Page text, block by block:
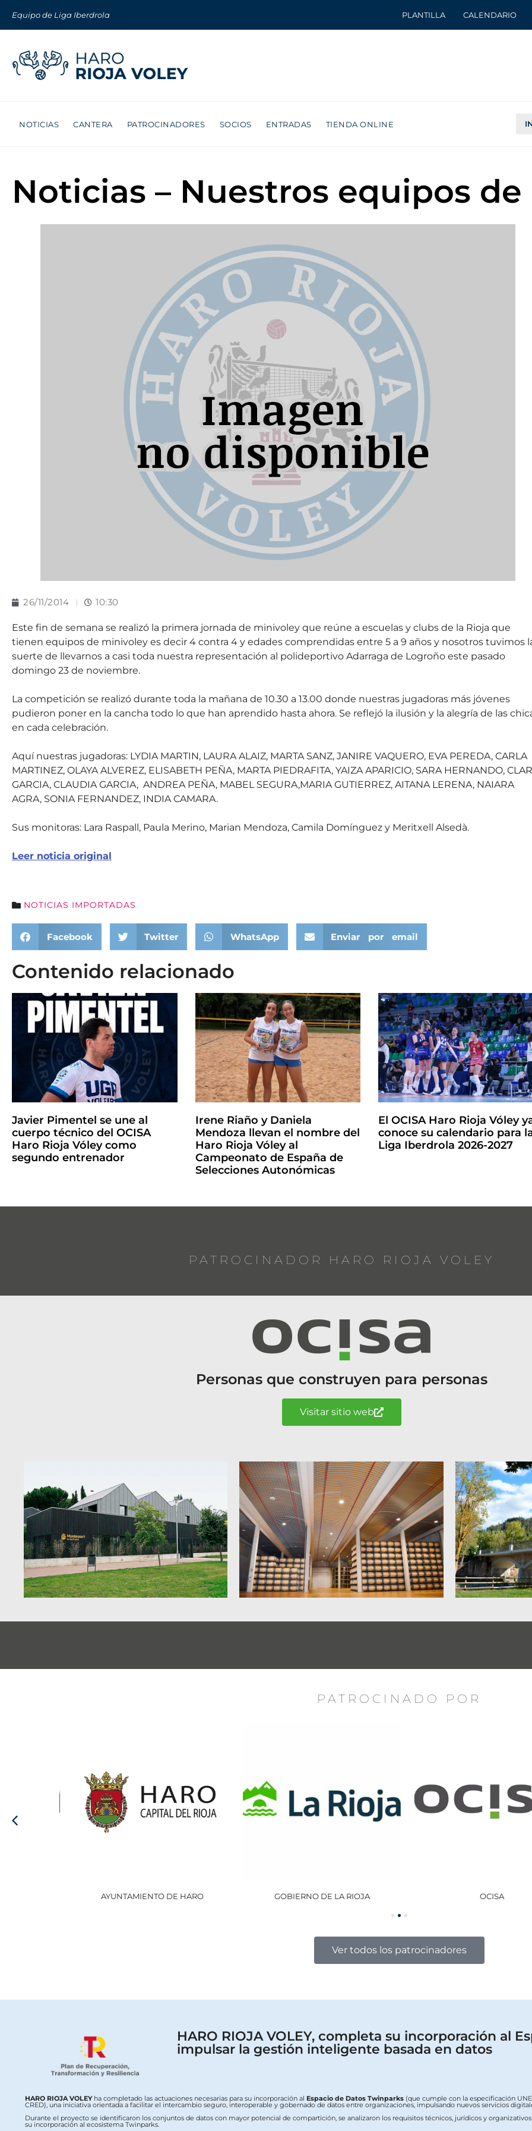
Equipo de Liga Iberdrola PLANTILLA CALENDARIO
NOTICIAS CANTERA PATROCINADORES SOCIOS ENTRADAS TIENDA ONLINE
Noticias – Nuestros equipos de
26/11/2014 10:30
Este fin de semana se realizó la primera jornada de minivoley que reúne a escuelas y clubs de la Rioja que
tienen equipos de minivoley es decir 4 contra 4 y edades comprendidas entre 5 a 9 años y nosotros tuvimos
suerte de llevarnos a casi toda nuestra representación al polideportivo Adarraga de Logroño este pasado
domingo 23 de noviembre.
La competición se realizó durante toda la mañana de 10.30 a 13.00 donde nuestras jugadoras más jóvenes
pudieron poner en la cancha todo lo que han aprendido hasta ahora. Se reflejó la ilusión y la alegría de las
en cada celebración.
Aquí nuestras jugadoras: LYDIA MARTIN, LAURA ALAIZ, MARTA SANZ, JANIRE VAQUERO, EVA PEREDA, CARLA
MARTINEZ, OLAYA ALVEREZ, ELISABETH PEÑA, MARTA PIEDRAFITA, YAIZA APARICIO, SARA HERNANDO,
GARCIA, CLAUDIA GARCIA, ANDREA PEÑA, MABEL SEGURA,MARIA GUTIERREZ, AITANA LERENA, NAIARA
AGRA, SONIA FERNANDEZ, INDIA CAMARA.
Sus monitoras: Lara Raspall, Paula Merino, Marian Mendoza, Camila Domínguez y Meritxell Alsedà.
Leer noticia original
NOTICIAS IMPORTADAS
Facebook Twitter WhatsApp Enviar por email
Contenido relacionado
Javier Pimentel se une al
cuerpo técnico del OCISA
Haro Rioja Vóley como
segundo entrenador
Irene Riaño y Daniela
Mendoza llevan el nombre del
Haro Rioja Vóley al
Campeonato de España de
Selecciones Autonómicas
El OCISA Haro Rioja Vóley
conoce su calendario para
Liga Iberdrola 2026-2027
PATROCINADOR HARO RIOJA VOLEY
Personas que construyen para personas
Visitar sitio web
PATROCINADO POR
AYUNTAMIENTO DE HARO GOBIERNO DE LA RIOJA OCISA
Ver todos los patrocinadores
HARO RIOJA VOLEY, completa su incorporación al
impulsar la gestión inteligente basada en datos
HARO RIOJA VOLEYha completado las actuaciones necesarias para su incorporación al Espacio de Datos Twinparks (que cumple con la especificación
CRED), una iniciativa orientada a facilitar el intercambio seguro, interoperable y gobernado de datos entre organizaciones, impulsando nuevos servicios
Durante el proyecto se identificaron los conjuntos de datos con mayor potencial de compartición, se analizaron los requisitos técnicos, jurídicos y
su incorporación al ecosistema Twinparks.